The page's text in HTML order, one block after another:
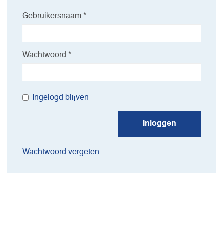
Gebruikersnaam *
Wachtwoord *
Ingelogd blijven
Inloggen
Wachtwoord vergeten